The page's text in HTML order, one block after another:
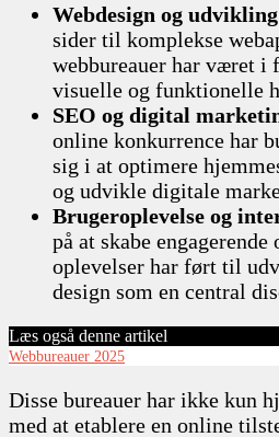
Webdesign og udvikling
sider til komplekse
webbureauer har været i
visuelle og funktionelle
SEO og digital
online konkurrence har
sig i at optimere
og udvikle digitale
Brugeroplevelse og
på at skabe
oplevelser har ført til
design som en central
Læs også denne artikel
Webbureauer 2025
Disse bureauer har ikke kun
med at etablere en online